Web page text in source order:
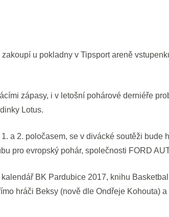
u pokladny v Tipsport areně
zápasy, i v letošní pohárové derniéře
Lotus.
a 2. poločasem, se v divácké soutěži bude
pro evropský pohár, společnosti FORD
BK Pardubice 2017, knihu
hráči Beksy (nově dle Ondřeje Kohouta) a